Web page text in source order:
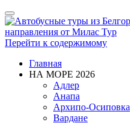
Показать/
Скрыть
навигацию
Перейти к содержимому
Главная
НА МОРЕ 2026
Адлер
Анапа
Архипо-Осиповка
Вардане